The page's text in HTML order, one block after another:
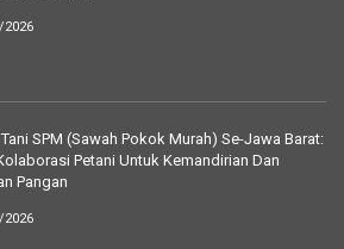
2026
SPM (Sawah Pokok Murah) Se-Jawa Barat:
Petani Untuk Kemandirian Dan
Pangan
2026